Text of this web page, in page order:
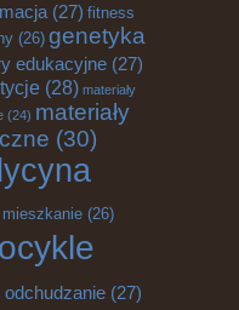
(27) fitness
(26) genetyka
edukacyjne (27)
(28) materiały
(24) materiały
(30)
mieszkanie (26)
odchudzanie (27)